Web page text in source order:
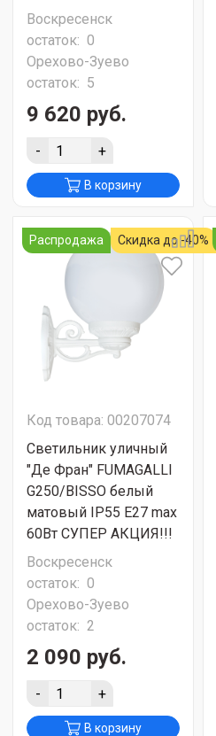
Воскресенск
остаток: 0
Орехово-Зуево
остаток: 5
9 620 руб.
- +
В корзину
Распродажа Скидка до -40%
Код товара: 00207074
Светильник уличный
"Де Фран" FUMAGALLI
G250/BISSO белый
матовый IP55 E27 max
60Вт СУПЕР АКЦИЯ!!!
Воскресенск
остаток: 0
Орехово-Зуево
остаток: 2
2 090 руб.
- +
В корзину